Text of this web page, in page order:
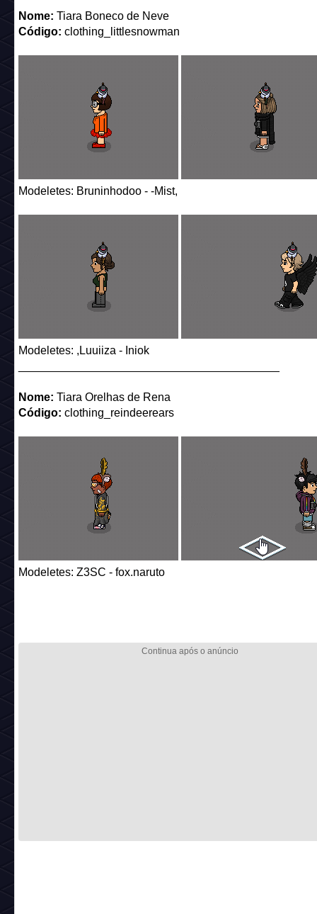
Nome: Tiara Boneco de Neve
Código: clothing_littlesnowman
Modeletes: Bruninhodoo - -Mist,
Modeletes: ,Luuiiza - Iniok
Nome: Tiara Orelhas de Rena
Código: clothing_reindeerears
Modeletes: Z3SC - fox.naruto